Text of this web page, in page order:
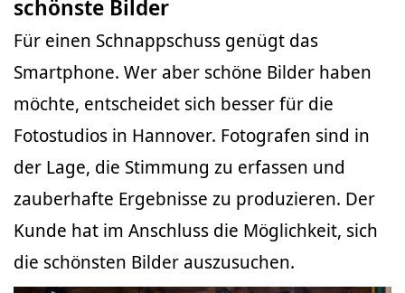
schönste Bilder
Für einen Schnappschuss genügt das
Smartphone. Wer aber schöne Bilder haben
möchte, entscheidet sich besser für die
Fotostudios in Hannover. Fotografen sind in
der Lage, die Stimmung zu erfassen und
zauberhafte Ergebnisse zu produzieren. Der
Kunde hat im Anschluss die Möglichkeit, sich
die schönsten Bilder auszusuchen.